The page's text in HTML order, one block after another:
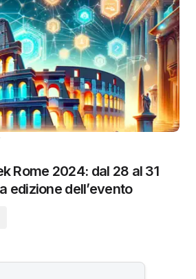
Rome 2024: dal 28 al 31
edizione dell’evento